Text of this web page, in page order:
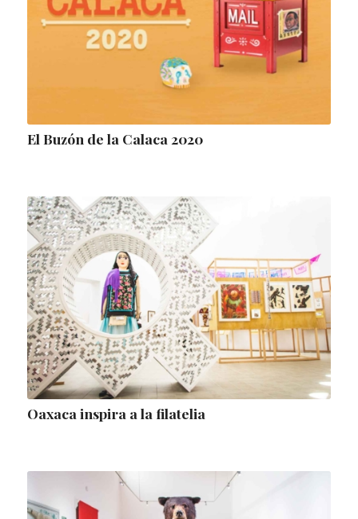
El Buzón de la Calaca 2020
Oaxaca inspira a la filatelia